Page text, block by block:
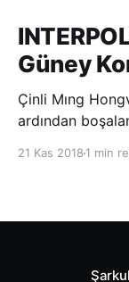
Güney
Çinli Mıng
ardından
21 Kas 2018 1 min